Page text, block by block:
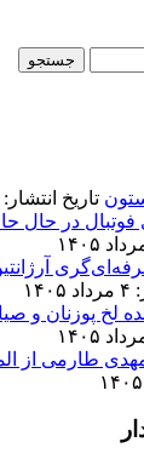
تاریخ انتشار: ۴ مرداد ۱۴۰۵
فوتبال در حال
لخ پوزنان و
مهدی طارمی از